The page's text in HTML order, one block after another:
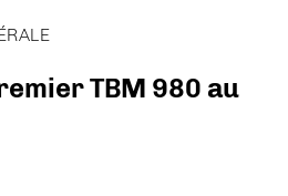
TBM 980 au